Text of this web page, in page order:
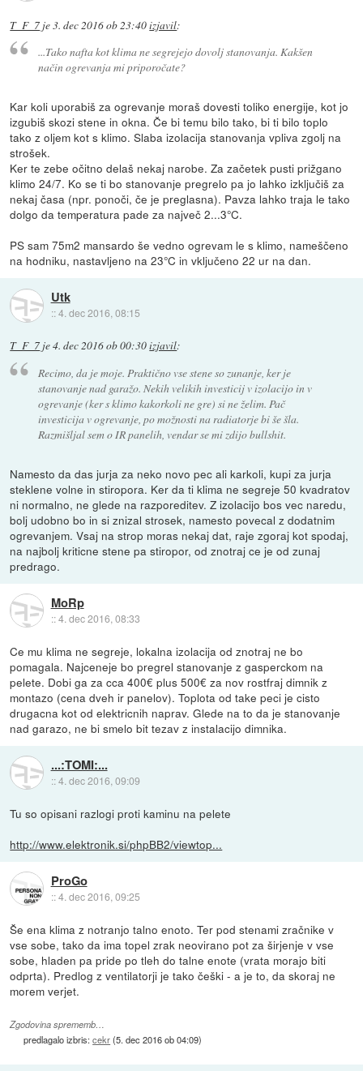
T_F_7 je3. dec 2016 ob 23:40izjavil:
...Tako nafta kot klima ne segrejejo dovolj stanovanja. Kakšen
način ogrevanja mi priporočate?
Kar koli uporabiš za ogrevanje moraš dovesti toliko energije, kot jo
izgubiš skozi stene in okna. Če bi temu bilo tako, bi ti bilo toplo
tako z oljem kot s klimo. Slaba izolacija stanovanja vpliva zgolj na
strošek.
Ker te zebe očitno delaš nekaj narobe. Za začetek pusti prižgano
klimo 24/7. Ko se ti bo stanovanje pregrelo pa jo lahko izključiš za
nekaj časa (npr. ponoči, če je preglasna). Pavza lahko traja le tako
dolgo da temperatura pade za največ 2...3°C.
PS sam 75m2 mansardo še vedno ogrevam le s klimo, nameščeno
na hodniku, nastavljeno na 23°C in vključeno 22 ur na dan.
Utk
::4. dec 2016, 08:15
T_F_7 je4. dec 2016 ob 00:30izjavil:
Recimo, da je moje. Praktično vse stene so zunanje, ker je
stanovanje nad garažo. Nekih velikih investicij v izolacijo in v
ogrevanje (ker s klimo kakorkoli ne gre) si ne želim. Pač
investicija v ogrevanje, po možnosti na radiatorje bi še šla.
Razmišljal sem o IR panelih, vendar se mi zdijo bullshit.
Namesto da das jurja za neko novo pec ali karkoli, kupi za jurja
steklene volne in stiropora. Ker da ti klima ne segreje 50 kvadratov
ni normalno, ne glede na razporeditev. Z izolacijo bos vec naredu,
bolj udobno bo in si znizal strosek, namesto povecal z dodatnim
ogrevanjem. Vsaj na strop moras nekaj dat, raje zgoraj kot spodaj,
na najbolj kriticne stene pa stiropor, od znotraj ce je od zunaj
predrago.
MoRp
::4. dec 2016, 08:33
Ce mu klima ne segreje, lokalna izolacija od znotraj ne bo
pomagala. Najceneje bo pregrel stanovanje z gasperckom na
pelete. Dobi ga za cca 400€ plus 500€ za nov rostfraj dimnik z
montazo (cena dveh ir panelov). Toplota od take peci je cisto
drugacna kot od elektricnih naprav. Glede na to da je stanovanje
nad garazo, ne bi smelo bit tezav z instalacijo dimnika.
...:TOMI:...
::4. dec 2016, 09:09
Tu so opisani razlogi proti kaminu na pelete
http://www.elektronik.si/phpBB2/viewtop...
ProGo
::4. dec 2016, 09:25
Še ena klima z notranjo talno enoto. Ter pod stenami zračnike v
vse sobe, tako da ima topel zrak neovirano pot za širjenje v vse
sobe, hladen pa pride po tleh do talne enote (vrata morajo biti
odprta). Predlog z ventilatorji je tako češki - a je to, da skoraj ne
morem verjet.
Zgodovina sprememb…
predlagalo izbris:cekr(5. dec 2016 ob 04:09)